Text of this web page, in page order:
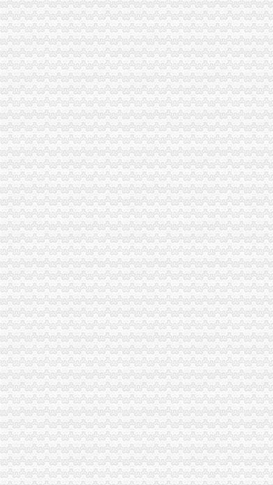
市渝中区办执照局副局长陈文渝率市检查组督查大足县灾后疫防控工作
巫溪局渝中区代办执照四加深化主题实践活动
渝中区分公司
渝中区装修网_渝中区装修网站哪个好_渝中区装修网有哪些
重庆视觉装饰有限公司渝中区分公司_工商信息_电话_地址_信用信息
重庆公司注册
【重庆商标注册公司|商标注册代理】-重庆赶集网
重庆注册公司流程及费用
渝中区公司注销
媒体称知名女艺人身陷重庆希尔顿涉案_汽车频道_中国山东网
重庆长江水运股份有限公司关于重大资产出售及吸收合并事宜的权人
渝中区开公司
渝中区江景幼儿园3层栋自带天井采光超好开适合公司买_重庆商
重庆渝中区朝天门搬家公司【今日推荐网-重庆搬家/配送/搬运】
渝中区办执照
咨询渝中大渡口江北好光解油烟净化器厂家告别油烟滚滚优惠价格
长安路工程勘察招标公告
渝中区代办工商执照
武清区工商注册_武清区代理工商注册_武清区代办营业执照
石家庄代办营业执照,石家庄代办执照,石家庄工商注册,石家庄公司
渝中区代办执照
渝中区市政消火栓水监测系统建设项目招标公告_工程招标_文章_重
大坪财务/审计/统计招聘网_重庆市渝中区财务/审计/统计人才网_大坪找
渝中区代办营业执照
代理工商注册登记_代办分公司_个体户_进出口权申请_营业执照办理
页_重庆安捷国际运输代理有限公司
渝中区工商登记
无标题
成都市工程建设领域项目信息和信用信息公开共享专栏
渝中区工商代办
渝中区执照代办,渝中区工商代办可靠,浩业可靠的代办公司-优变商
工商代办__重庆亿源财税咨询有限公司-必途企业库
渝中区公司注册
中国邮政储蓄银行股份有限公司重庆渝中区石油路支行
重庆渝中公司注册和代理记账那家好？-商务服务-六安新闻网
渝中区代办公司
渝保监罚〔2013〕138号（华康代理重庆分公司,颜武）-中国保监会
重庆兴红得聪餐饮管理有限公司渝中区花园餐厅